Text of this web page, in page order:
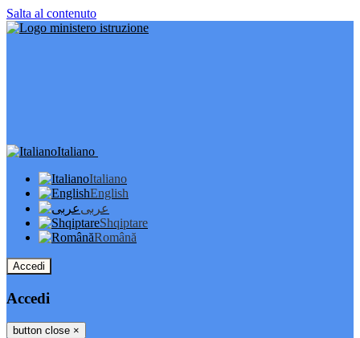
Salta al contenuto
Italiano
Italiano
English
عربى
Shqiptare
Română
Accedi
Accedi
button close ×